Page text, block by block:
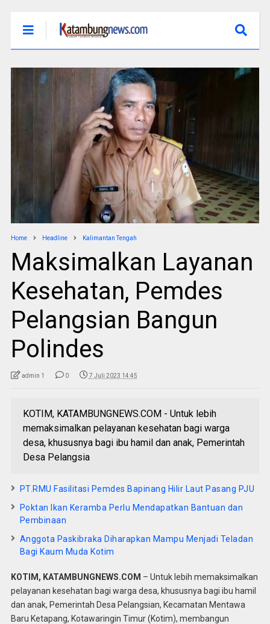
Home Headline Kalimantan Tengah
Maksimalkan Layanan
Kesehatan, Pemdes
Pelangsian Bangun
Polindes
admin 1 0 7 Juli 2023 14:45
KOTIM, KATAMBUNGNEWS.COM - Untuk lebih
memaksimalkan pelayanan kesehatan bagi warga
desa, khususnya bagi ibu hamil dan anak, Pemerintah
Desa Pelangsia
PT.RMU Fasilitasi Pemdes Bapinang Hilir Laut Pasang PJU
Poktan Ikan Keramba Perlu Mendapatkan Bantuan dan
Pembinaan
Anggota Paskibraka Diharapkan Mampu Menjadi Teladan
Bagi Kaum Muda Kotim
KOTIM, KATAMBUNGNEWS.COM – Untuk lebih memaksimalkan
pelayanan kesehatan bagi warga desa, khususnya bagi ibu hamil
dan anak, Pemerintah Desa Pelangsian, Kecamatan Mentawa
Baru Ketapang, Kotawaringin Timur (Kotim), membangun